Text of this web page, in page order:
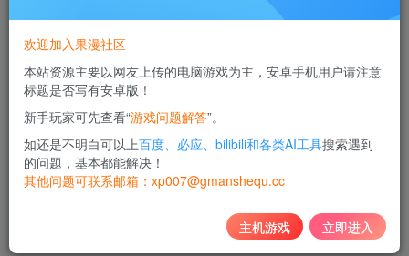
此内容为付费资源，请付费后查看
10
黄金会员免费
功能强大，开发者的福音！简便易用，孩童亦可上手！通用
欢迎加入果漫社区
本站资源主要以网友上传的电脑游戏为主，安卓手机用户请注意
标题是否写有安卓版！
新手玩家可先查看“游戏问题解答”。
如还是不明白可以上百度、必应、bilibili和各类AI工具搜索遇到
的问题，基本都能解决！
其他问题可联系邮箱：xp007@gmanshequ.cc
主机游戏 立即进入